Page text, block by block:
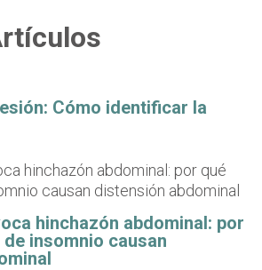
Cómo identificar la
hinchazón abdominal: por
insomnio causan